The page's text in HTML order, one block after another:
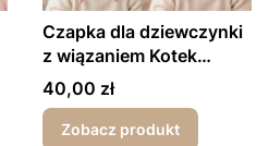
Czapka dla dziewczynki
z wiązaniem Kotek
wiosna/jesień
Cena
40,00 zł
Zobacz produkt